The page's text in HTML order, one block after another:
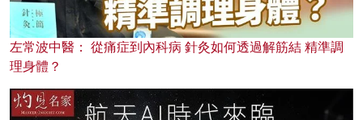
左常波中醫： 從痛症到內科病 針灸如何透過解筋結 精準調
理身體？